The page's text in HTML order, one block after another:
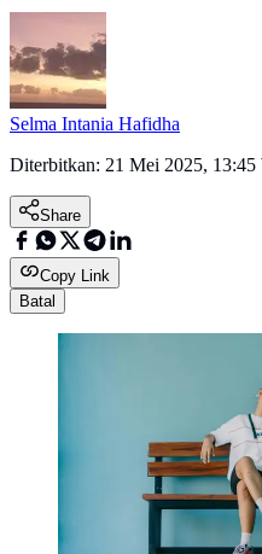
Selma Intania Hafidha
Diterbitkan: 21 Mei 2025,
Share
Copy Link
Batal